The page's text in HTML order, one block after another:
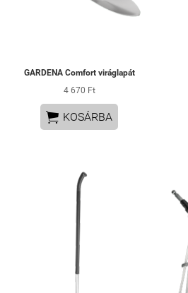
GARDENA Comfort viráglapát
4 670 Ft
 KOSÁRBA